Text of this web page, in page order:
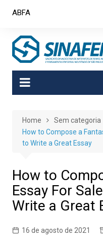
ABFA
Home
Sem categoria
How to Compose a
to Write a Great Essay
How to
Essay For
Write a Great
16 de agosto de 2021